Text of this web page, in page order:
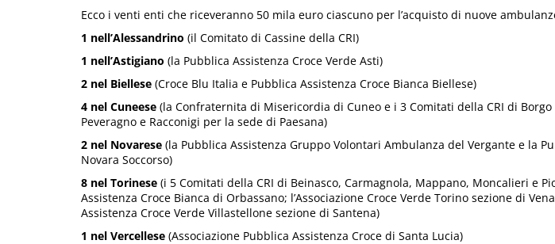
Ecco i venti enti che riceveranno 50 mila euro ciascuno per l’acquisto di nuove
1 nell’Alessandrino (il Comitato di Cassine della CRI)
1 nell’Astigiano (la Pubblica Assistenza Croce Verde Asti)
2 nel Biellese (Croce Blu Italia e Pubblica Assistenza Croce Bianca Biellese)
4 nel Cuneese (la Confraternita di Misericordia di Cuneo e i 3 Comitati della CRI di Borgo
Peveragno e Racconigi per la sede di Paesana)
2 nel Novarese (la Pubblica Assistenza Gruppo Volontari Ambulanza del Vergante e la
Novara Soccorso)
8 nel Torinese (i 5 Comitati della CRI di Beinasco, Carmagnola, Mappano, Moncalieri e
Assistenza Croce Bianca di Orbassano; l’Associazione Croce Verde Torino sezione di
Assistenza Croce Verde Villastellone sezione di Santena)
1 nel Vercellese (Associazione Pubblica Assistenza Croce di Santa Lucia)